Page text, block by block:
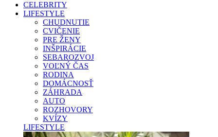
CELEBRITY
LIFESTYLE
CHUDNUTIE
CVIČENIE
PRE ŽENY
INŠPIRÁCIE
SEBAROZVOJ
VOĽNÝ ČAS
RODINA
DOMÁCNOSŤ
ZÁHRADA
AUTO
ROZHOVORY
KVÍZY
LIFESTYLE